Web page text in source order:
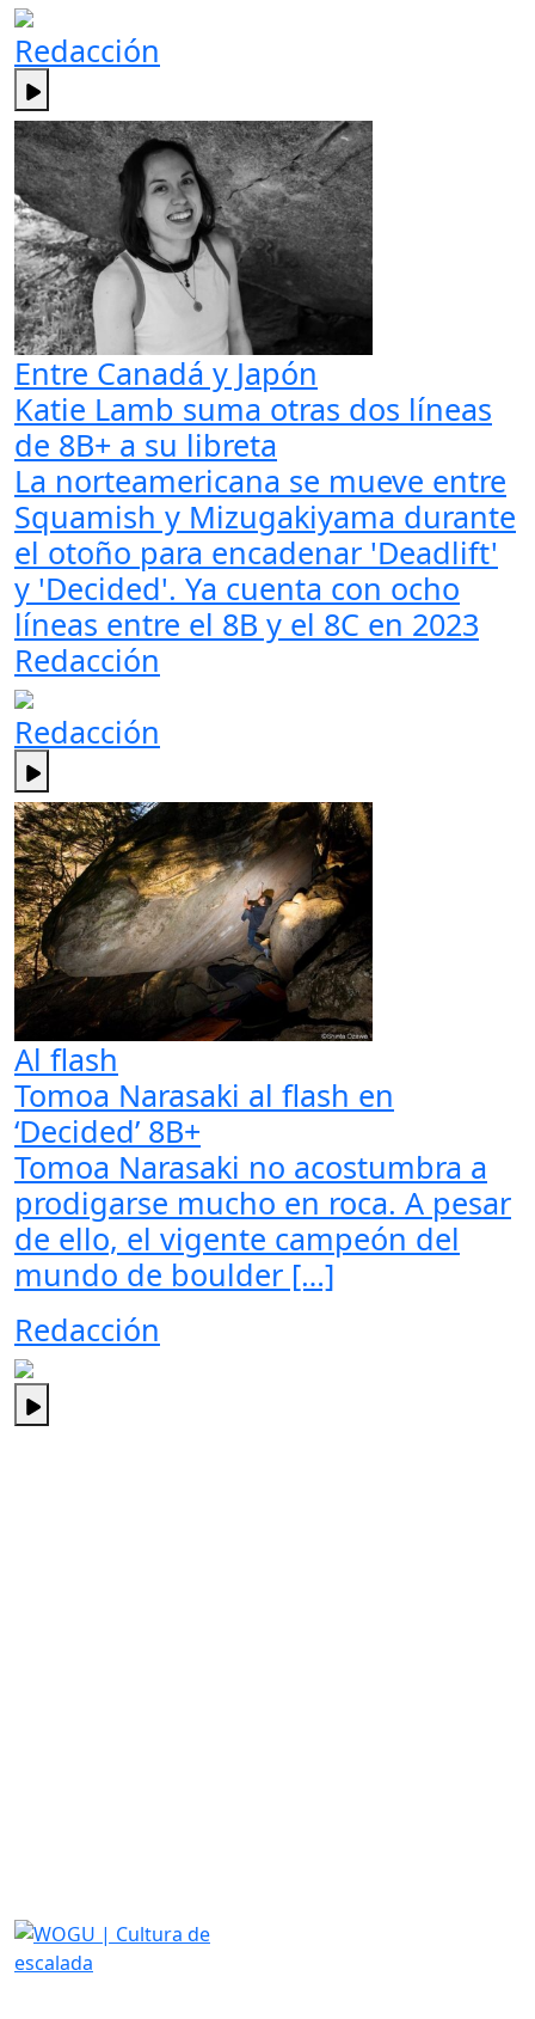
Redacción
Entre Canadá y Japón
Katie Lamb suma otras dos líneas
de 8B+ a su libreta
La norteamericana se mueve entre
Squamish y Mizugakiyama durante
el otoño para encadenar 'Deadlift'
y 'Decided'. Ya cuenta con ocho
líneas entre el 8B y el 8C en 2023
Redacción
Redacción
Al flash
Tomoa Narasaki al flash en
‘Decided’ 8B+
Tomoa Narasaki no acostumbra a
prodigarse mucho en roca. A pesar
de ello, el vigente campeón del
mundo de boulder […]
Redacción